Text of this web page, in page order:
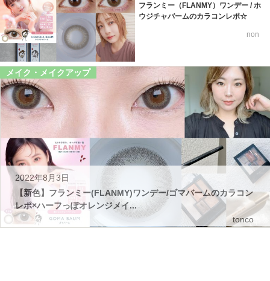
フランミー（FLANMY）ワンデー / ホ
ウジチャバームのカラコンレポ☆
non
メイク・メイクアップ
2022年8月3日
【新色】フランミー(FLANMY)ワンデー/ゴマバームのカラコン
レポ×ハーフっぽオレンジメイ...
tonco